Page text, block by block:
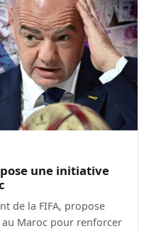
une initiative
de la FIFA, propose
Maroc pour renforcer